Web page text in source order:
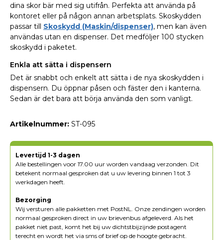
dina skor bär med sig utifrån. Perfekta att använda på
kontoret eller på någon annan arbetsplats. Skoskydden
passar till Skoskydd (Maskin/dispenser), men kan även
användas utan en dispenser. Det medföljer 100 stycken
skoskydd i paketet.
Enkla att sätta i dispensern
Det är snabbt och enkelt att sätta i de nya skoskydden i
dispensern. Du öppnar påsen och fäster den i kanterna.
Sedan är det bara att börja använda den som vanligt.
Artikelnummer: ST-095
Levertijd 1-3 dagen
Alle bestellingen voor 17.00 uur worden vandaag verzonden. Dit
betekent normaal gesproken dat u uw levering binnen 1 tot 3
werkdagen heeft.
Bezorging
Wij versturen alle pakketten met PostNL. Onze zendingen worden
normaal gesproken direct in uw brievenbus afgeleverd. Als het
pakket niet past, komt het bij uw dichtstbijzijnde postagent
terecht en wordt het via sms of brief op de hoogte gebracht.